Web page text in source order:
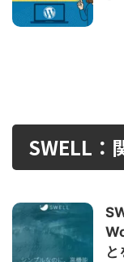
SWELL：
と